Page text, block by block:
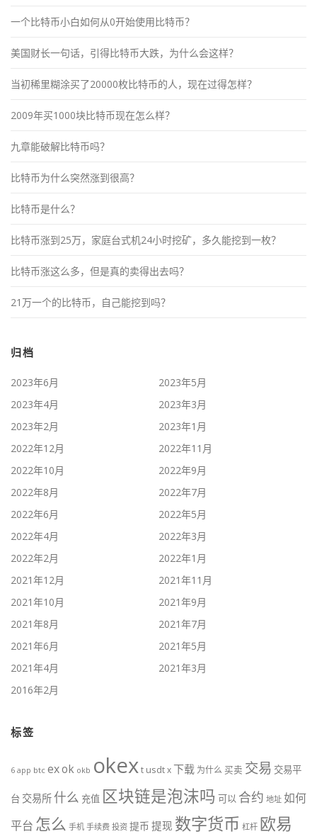
一个比特币小白如何从0开始使用比特币？
美国财长一句话，引得比特币大跌，为什么会这样？
当初稀里糊涂买了20000枚比特币的人，现在过得怎样？
2009年买1000块比特币现在怎么样？
九章能破解比特币吗？
比特币为什么突然涨到很高？
比特币是什么？
比特币涨到25万，家庭台式机24小时挖矿，多久能挖到一枚？
比特币涨这么多，但是真的卖得出去吗？
21万一个的比特币，自己能挖到吗？
归档
2023年6月
2023年5月
2023年4月
2023年3月
2023年2月
2023年1月
2022年12月
2022年11月
2022年10月
2022年9月
2022年8月
2022年7月
2022年6月
2022年5月
2022年4月
2022年3月
2022年2月
2022年1月
2021年12月
2021年11月
2021年10月
2021年9月
2021年8月
2021年7月
2021年6月
2021年5月
2021年4月
2021年3月
2016年2月
标签
6 app btc exok okb okext usdtx下载 为什么 买卖 交易 交易平
台 交易所 什么 充值 区块链是泡沫吗 可以 合约 地址 如何
平台 怎么 手机 手续费 投资 提币 提现 数字货币 杠杆 欧易